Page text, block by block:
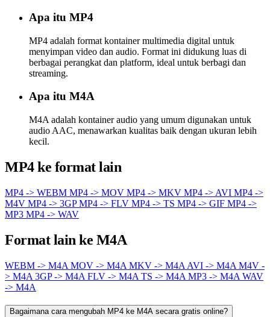
Apa itu MP4
MP4 adalah format kontainer multimedia digital untuk
menyimpan video dan audio. Format ini didukung luas di
berbagai perangkat dan platform, ideal untuk berbagi dan
streaming.
Apa itu M4A
M4A adalah kontainer audio yang umum digunakan untuk
audio AAC, menawarkan kualitas baik dengan ukuran lebih
kecil.
MP4 ke format lain
MP4 -> WEBM MP4 -> MOV MP4 -> MKV MP4 -> AVI MP4 ->
M4V MP4 -> 3GPMP4 -> FLV MP4 -> TS MP4 -> GIF MP4 ->
MP3 MP4 -> WAV
Format lain ke M4A
WEBM -> M4A MOV -> M4A MKV -> M4A AVI -> M4A M4V -
> M4A 3GP -> M4A FLV -> M4A TS -> M4A MP3 -> M4A WAV
-> M4A
Bagaimana cara mengubah MP4 ke M4A secara gratis online?